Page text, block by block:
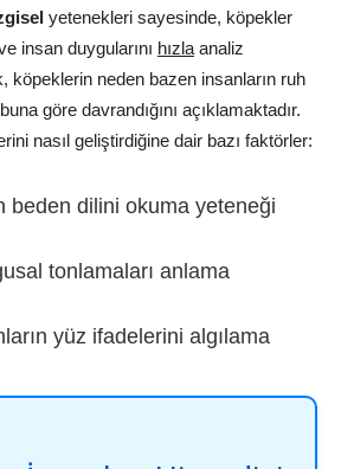
yetenekleri sayesinde, köpekler
insan duygularını hızla analiz
köpeklerin neden bazen insanların ruh
göre davrandığını açıklamaktadır.
nasıl geliştirdiğine dair bazı faktörler:
beden dilini okuma yeteneği
tonlamaları anlama
yüz ifadelerini algılama